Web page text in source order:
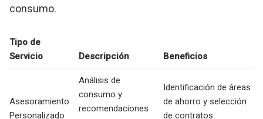
consumo.
Tipo de
Servicio
Descripción Beneficios
Asesoramiento
Personalizado
Análisis de
consumo y
recomendaciones
Identificación de áreas
de ahorro y selección
de contratos